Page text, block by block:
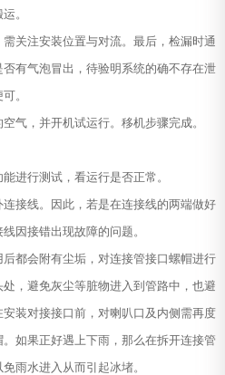
。
关注安装位置与对流。最后，检漏时通
有气泡冒出，待验明系统的确不存在泄
。
气，并开机试运行。移机步骤完成。
进行测试，看运行是否正常。
接线。因此，若是在连接线的两端做好
因接错出现故障的问题。
都会附有尘垢，对连接管接口螺帽进行
，避免灰尘等脏物进入到管路中，也避
装对接接口前，对喇叭口及内侧需再度
如果正好遇上下雨，那么在拆开连接管
雨水进入从而引起冰堵。